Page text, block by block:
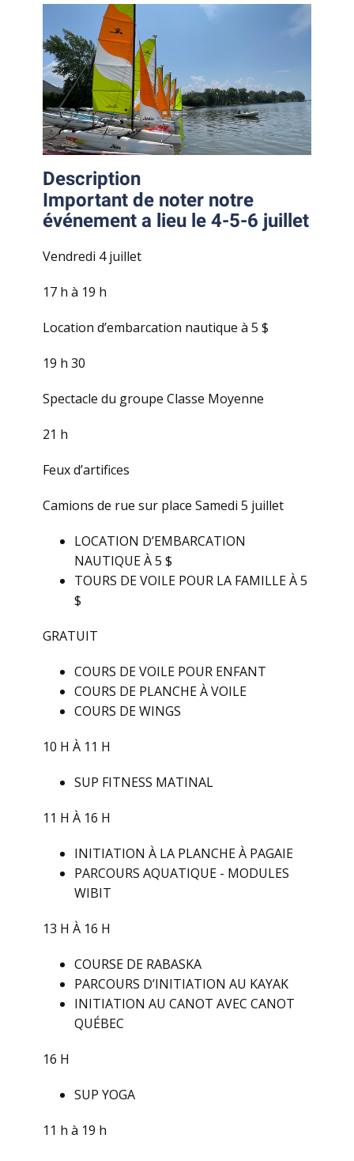
Description
Important de noter notre
événement a lieu le 4-5-6 juillet
Vendredi 4 juillet
17 h à 19 h
Location d’embarcation nautique à 5 $
19 h 30
Spectacle du groupe Classe Moyenne
21 h
Feux d’artifices
Camions de rue sur place Samedi 5 juillet
LOCATION D’EMBARCATION
NAUTIQUE À 5 $
TOURS DE VOILE POUR LA FAMILLEÀ 5
$
GRATUIT
COURS DE VOILE POUR ENFANT
COURS DE PLANCHE À VOILE
COURS DE WINGS
10 H À 11 H
SUP FITNESS MATINAL
11 H À 16 H
INITIATION À LA PLANCHE À PAGAIE
PARCOURS AQUATIQUE - MODULES
WIBIT
13 H À 16 H
COURSE DE RABASKA
PARCOURS D’INITIATION AU KAYAK
INITIATION AU CANOT AVEC CANOT
QUÉBEC
16 H
SUP YOGA
11 h à 19 h